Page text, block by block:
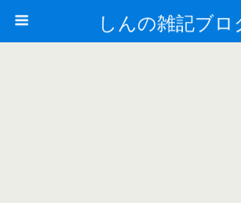
しんの雑記ブロ